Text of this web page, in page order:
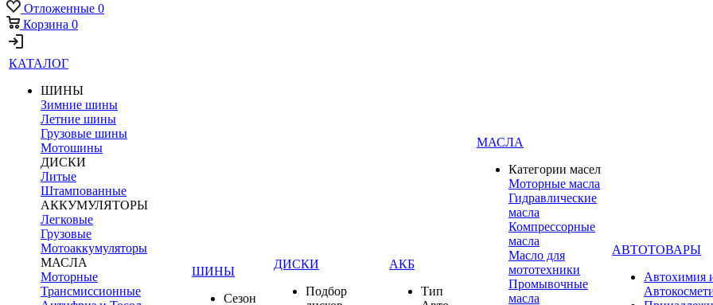
Отложенные 0
Корзина 0
КАТАЛОГ
ШИНЫ
Зимние шины
Летние шины
Грузовые шины
Мотошины
ДИСКИ
Литые
Штампованные
АККУМУЛЯТОРЫ
Легковые
Грузовые
Мотоаккумуляторы
МАСЛА
Моторные
Трансмиссионные
ШИНЫ
Сезон
ДИСКИ
Подбор
АКБ
Тип
МАСЛА
Категории масел
Моторные масла
Гидравлические
масла
Компрессорные
масла
Масло для
мототехники
Промывочные
масла
АВТОТОВАРЫ
Автохимия